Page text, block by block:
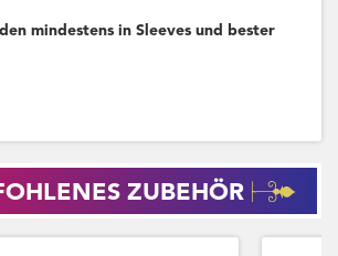
mindestens in Sleeves und bester
ZUBEHÖR